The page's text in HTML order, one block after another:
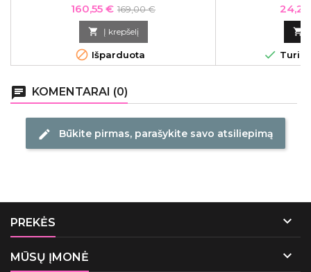
Kaina
160,55 € Bazinė
kaina
169,00 €
 Į krepšelį
 Išparduota
Kaina


chat KOMENTARAI (0)
edit Būkite pirmas, parašykite savo atsiliepimą
PREKĖS 
MŪSŲ ĮMONĖ 